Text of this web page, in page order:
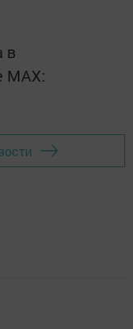
в
MАХ: